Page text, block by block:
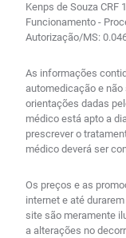
Kenps de Souza CRF
Funcionamento -
Autorização/MS:
As informações
automedicação e
orientações dadas
médico está apto a
prescrever o
médico deverá ser
Os preços e as
internet e até
site são meramente
a alterações no